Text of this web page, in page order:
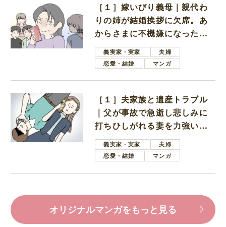
［１］嫁いびり義母｜親代わ
りの姉が結婚挨拶に欠席。あ
からさまに不機嫌になった義
母義実家・実家
夫婦
恋愛・結婚
マンガ
［１］夫家族と遺産トラブル
｜父が事故で急逝し悲しみに
打ちひしがれる妻を力強い言
葉で励ます夫
義実家・実家
夫婦
恋愛・結婚
マンガ
オリジナルマンガをもっと見る